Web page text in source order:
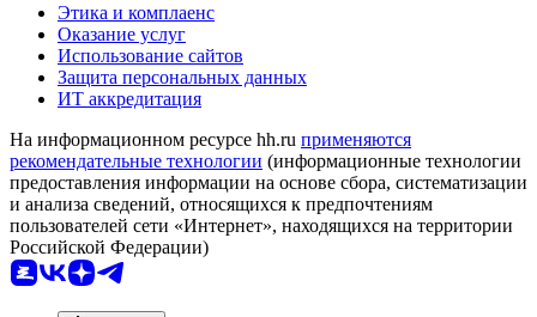
Этика и комплаенс
Оказание услуг
Использование сайтов
Защита персональных данных
ИТ аккредитация
На информационном ресурсе hh.ru применяются
рекомендательные технологии (информационные технологии
предоставления информации на основе сбора, систематизации
и анализа сведений, относящихся к предпочтениям
пользователей сети «Интернет», находящихся на территории
Российской Федерации)